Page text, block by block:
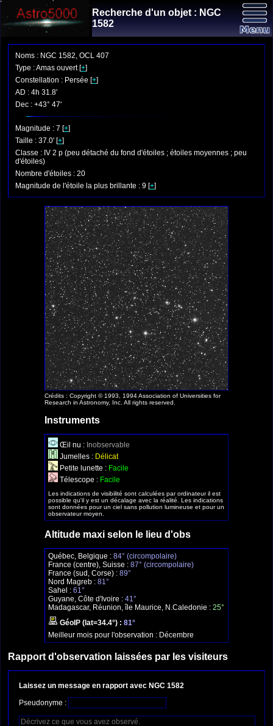
Recherche d'un objet : NGC
1582
Noms : NGC 1582, OCL 407
Type : Amas ouvert [+]
Constellation : Persée [+]
AD : 4h 31.8'
Dec : +43° 47'
Magnitude : 7 [+]
Taille : 37.0' [+]
Classe : IV 2 p (peu détaché du fond d'étoiles ; étoiles moyennes ; peu
d'étoiles)
Nombre d'étoiles : 20
Magnitude de l'étoile la plus brillante : 9 [+]
Crédits : Copyright © 1993, 1994 Association of Universities for
Research in Astronomy, Inc. All rights reserved.
Instruments
Œil nu : Inobservable
Jumelles : Délicat
Petite lunette : Facile
Télescope : Facile
Les indications de visibilité sont calculées par ordinateur il est
possible qu'il y est un décalage avec la réalité. Les indications
sont données pour un ciel sans pollution lumineuse et pour un
observateur moyen.
Altitude maxi selon le lieu d'obs
Québec, Belgique : 84° (circompolaire)
France (centre), Suisse : 87° (circompolaire)
France (sud, Corse) : 89°
Nord Magreb : 81°
Sahel : 61°
Guyane, Côte d'Ivoire : 41°
Madagascar, Réunion, île Maurice, N.Caledonie : 25°
GéoIP (lat=34.4°) : 81°
Meilleur mois pour l'observation : Décembre
Rapport d'observation laissées par les visiteurs
Laissez un message en rapport avec NGC 1582
Pseudonyme :